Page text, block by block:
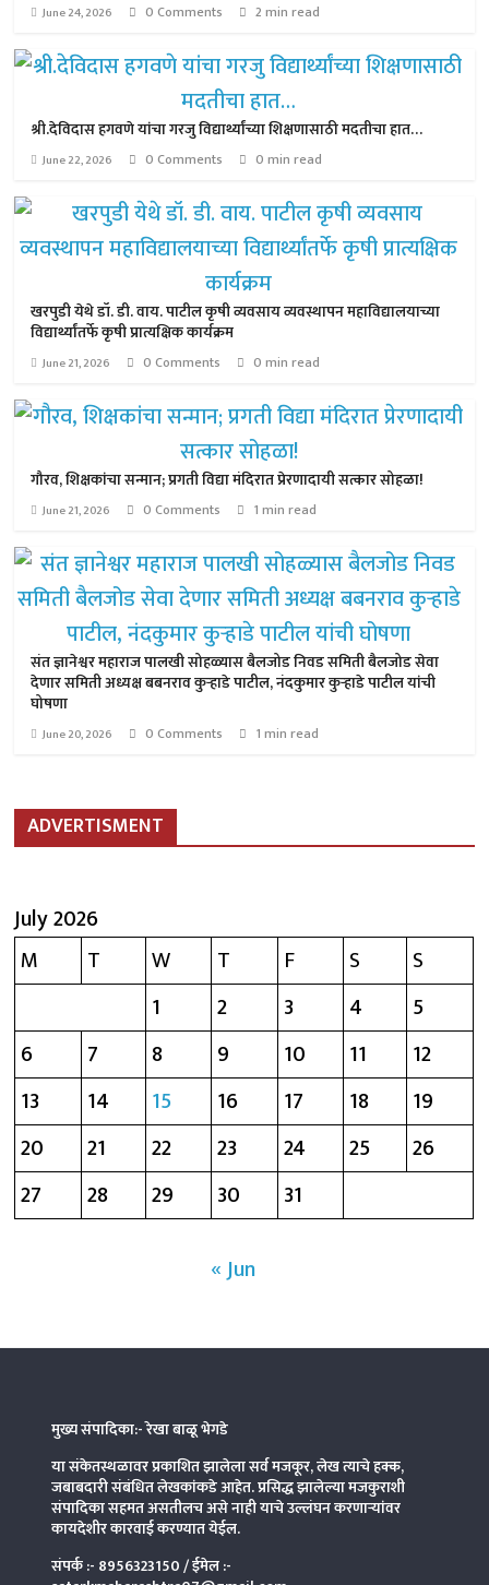
June 24, 2026 0 Comments 2 min read
श्री.देविदास हगवणे यांचा गरजु विद्यार्थ्यांच्या शिक्षणासाठी मदतीचा हात…
June 22, 2026 0 Comments 0 min read
खरपुडी येथे डॉ. डी. वाय. पाटील कृषी व्यवसाय व्यवस्थापन महाविद्यालयाच्या
विद्यार्थ्यांतर्फे कृषी प्रात्यक्षिक कार्यक्रम
June 21, 2026 0 Comments 0 min read
गौरव, शिक्षकांचा सन्मान; प्रगती विद्या मंदिरात प्रेरणादायी सत्कार सोहळा!
June 21, 2026 0 Comments 1 min read
संत ज्ञानेश्वर महाराज पालखी सोहळ्यास बैलजोड निवड समिती बैलजोड सेवा
देणार समिती अध्यक्ष बबनराव कुऱ्हाडे पाटील, नंदकुमार कुऱ्हाडे पाटील यांची
घोषणा
June 20, 2026 0 Comments 1 min read
ADVERTISMENT
July 2026
M
T W T F S
S
1
2 3 4
5
6
7 8 9 10 11
12
13
14 15 16 17 18
19
20
21 22 23 24 25
26
27
28 29 30
31
« Jun
मुख्य संपादिका:- रेखा बाळू भेगडे
या संकेतस्थळावर प्रकाशित झालेला सर्व मजकूर, लेख त्याचे हक्क,
जबाबदारी संबंधित लेखकांकडे आहेत. प्रसिद्ध झालेल्या मजकुराशी
संपादिकासहमत असतीलच असे नाही याचे उल्लंघन करणाऱ्यांवर
कायदेशीर कारवाई करण्यात येईल.
संपर्क :- 8956323150/ ईमेल :-